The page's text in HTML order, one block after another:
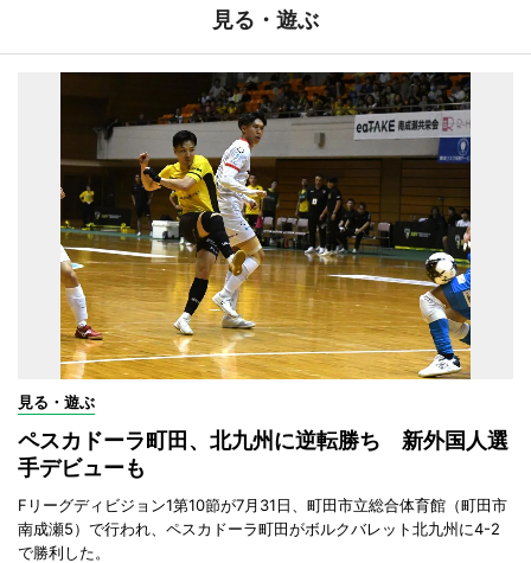
見る・遊ぶ
見る・遊ぶ
ペスカドーラ町田、北九州に逆転勝ち 新外国人選
手デビューも
Fリーグディビジョン1第10節が7月31日、町田市立総合体育館（町田市
南成瀬5）で行われ、ペスカドーラ町田がボルクバレット北九州に4-2
で勝利した。